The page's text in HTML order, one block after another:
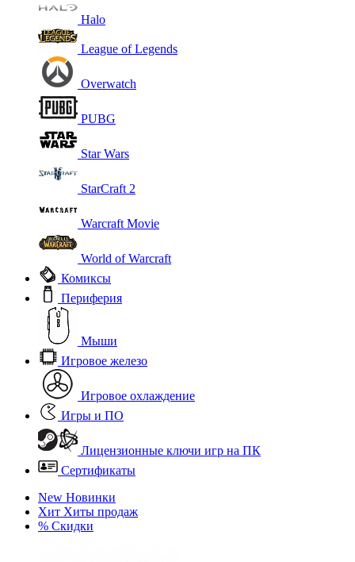
Halo
League of Legends
Overwatch
PUBG
Star Wars
StarCraft 2
Warcraft Movie
World of Warcraft
Комиксы
Периферия
Мыши
Игровое железо
Игровое охлаждение
Игры и ПО
Лицензионные ключи игр на ПК
Сертификаты
New Новинки
Хит Хиты продаж
% Скидки